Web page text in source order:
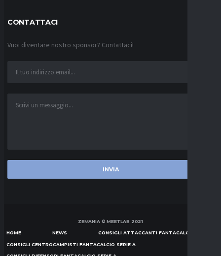
CONTATTACI
Vuoi diventare nostro sponsor? Contattaci!
ZEMANIA © MEETLAB 2021
HOME NEWS CONSIGLI ATTACCANTI FANTACALCIO SERIE A
CONSIGLI CENTROCAMPISTI FANTACALCIO SERIE A